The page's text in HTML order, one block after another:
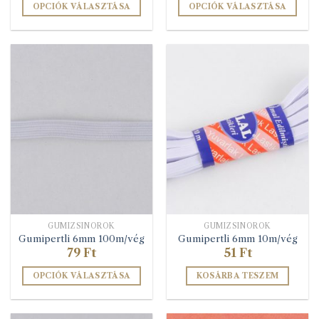
OPCIÓK VÁLASZTÁSA 117 Ft
OPCIÓK VÁLASZTÁSA
A
változatok
a
termékoldalon
GUMIZSINÓROK
Gumipertli 6mm 100m/vég
79 Ft
OPCIÓK VÁLASZTÁSA
GUMIZSINÓROK
Gumipertli 6mm 10m/vég
51 Ft
KOSÁRBA TESZEM